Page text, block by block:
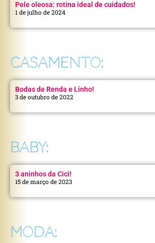
Pele oleosa: rotina ideal de cuidados!
1 de julho de 2024
CASAMENTO:
Bodas de Renda e Linho!
3 de outubro de 2022
BABY:
3 aninhos da Cici!
15 de março de 2023
MODA: